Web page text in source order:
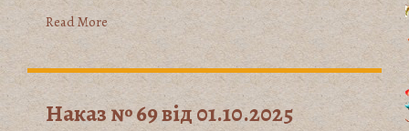
Read More
Наказ № 69 від 01.10.2025